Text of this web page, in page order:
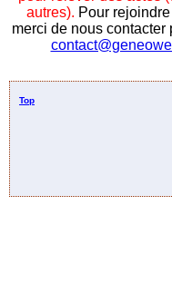
autres). Pour
merci de nous contacter
Top